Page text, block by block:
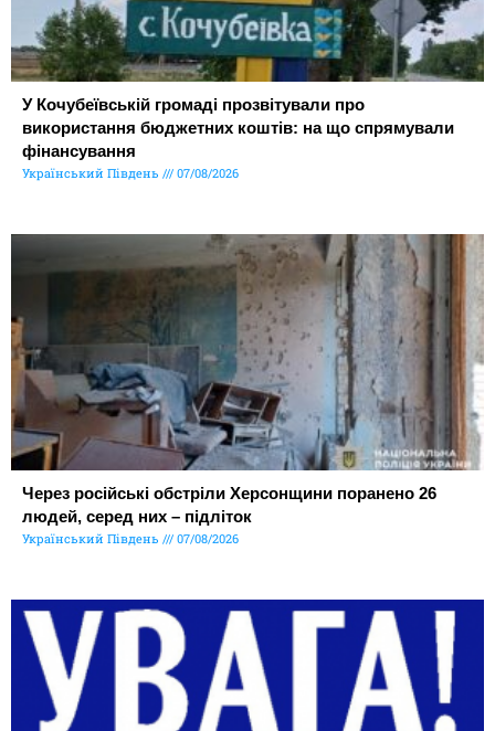
У Кочубеївській громаді прозвітували про
використання бюджетних коштів: на що спрямували
фінансування
Український Південь 07/08/2026
Через російські обстріли Херсонщини поранено 26
людей, серед них – підліток
Український Південь 07/08/2026